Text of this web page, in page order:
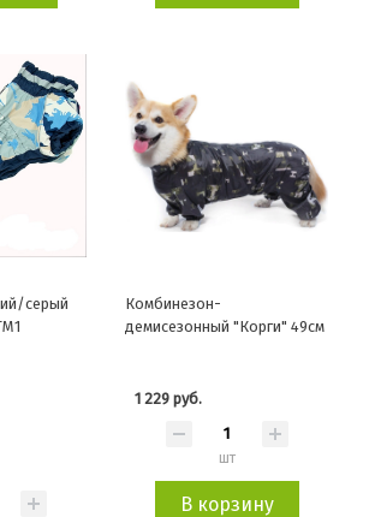
серый
Комбинезон-
демисезонный "Корги" 49см
1 229 руб.
шт
В корзину